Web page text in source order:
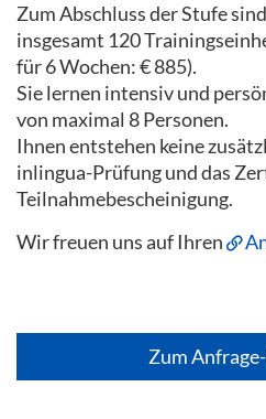
Zum Abschluss der Stufe
insgesamt 120
für 6 Wochen: € 885).
Sie lernen intensiv und
von maximal 8 Personen.
Ihnen entstehen keine
inlingua-Prüfung und das
Teilnahmebescheinigung.
Wir freuen uns auf Ihren
Zum